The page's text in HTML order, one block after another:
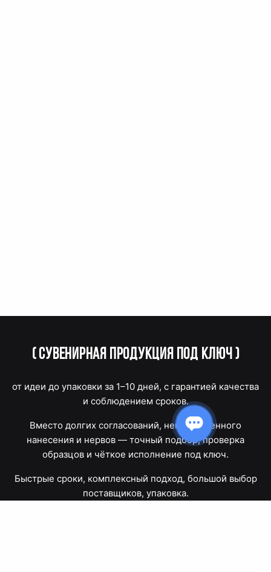
(Сувенирная продукция под ключ)
от идеи до упаковки за 1–10 дней, с гарантией качества
и соблюдением сроков.
Вместо долгих согласований, некачественного
нанесения и нервов — точный подбор, проверка
образцов и чёткое исполнение под ключ.
Быстрые сроки, комплексный подход, большой выбор
поставщиков, упаковка.